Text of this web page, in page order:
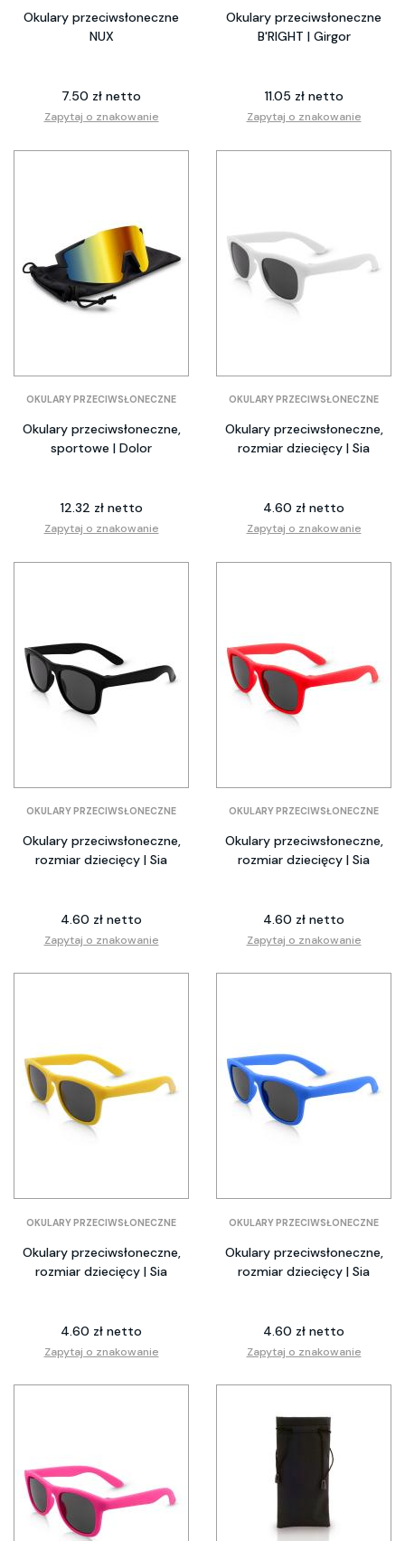
Okulary przeciwsłoneczne
NUX
7.50 zł netto
Zapytaj o znakowanie
Okulary przeciwsłoneczne
B'RIGHT | Girgor
11.05 zł netto
Zapytaj o znakowanie
OKULARY PRZECIWSŁONECZNE
Okulary przeciwsłoneczne,
sportowe | Dolor
12.32 zł netto
Zapytaj o znakowanie
OKULARY PRZECIWSŁONECZNE
Okulary przeciwsłoneczne,
rozmiar dziecięcy | Sia
4.60 zł netto
Zapytaj o znakowanie
OKULARY PRZECIWSŁONECZNE
Okulary przeciwsłoneczne,
rozmiar dziecięcy | Sia
4.60 zł netto
Zapytaj o znakowanie
OKULARY PRZECIWSŁONECZNE
Okulary przeciwsłoneczne,
rozmiar dziecięcy | Sia
4.60 zł netto
Zapytaj o znakowanie
OKULARY PRZECIWSŁONECZNE
Okulary przeciwsłoneczne,
rozmiar dziecięcy | Sia
4.60 zł netto
Zapytaj o znakowanie
OKULARY PRZECIWSŁONECZNE
Okulary przeciwsłoneczne,
rozmiar dziecięcy | Sia
4.60 zł netto
Zapytaj o znakowanie